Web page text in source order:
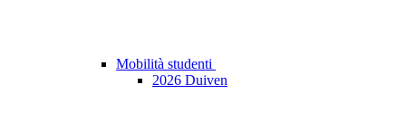
Mobilità studenti
2026 Duiven